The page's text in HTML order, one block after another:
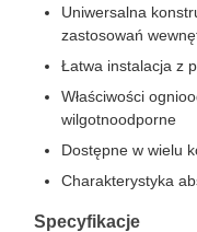
Uniwersalna
zastosowań
Łatwa instalacja z
Właściwości
wilgotnoodporne
Dostępne w wielu
Charakterystyka
Specyfikacje